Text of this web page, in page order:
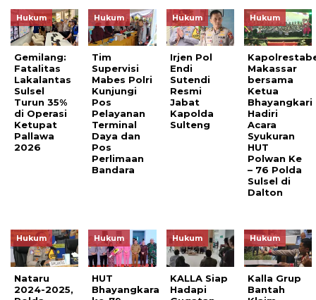
Hukum
Gemilang:
Fatalitas
Lakalantas
Sulsel
Turun 35%
di Operasi
Ketupat
Pallawa
2026
Hukum
Tim
Supervisi
Mabes Polri
Kunjungi
Pos
Pelayanan
Terminal
Daya dan
Pos
Perlimaan
Bandara
Hukum
Irjen Pol
Endi
Sutendi
Resmi
Jabat
Kapolda
Sulteng
Hukum
Makassar
bersama
Ketua
Bhayangkari
Hadiri
Acara
Syukuran
HUT
Polwan Ke
– 76 Polda
Sulsel di
Dalton
Hukum
Nataru
2024-2025,
Hukum
HUT
Bhayangkara
Hukum
KALLA Siap
Hadapi
Hukum
Kalla Grup
Bantah